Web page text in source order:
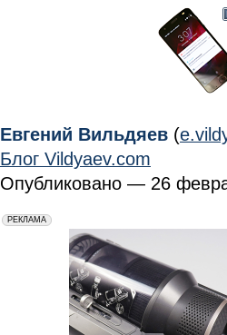
Евгений Вильдяев (
Блог Vildyaev.com
Опубликовано — 26
erid: 2VfnxxmNzs5
РЕКЛАМА